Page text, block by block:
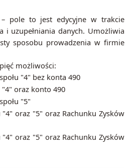
– pole to jest edycyjne w trakcie
i uzupełniania danych. Umożliwia
sposobu prowadzenia w firmie
możliwości:
"4" bez konta 490
"4" oraz konto 490
"5"
"4" oraz "5" oraz Rachunku Zysków
"4" oraz "5" oraz Rachunku Zysków